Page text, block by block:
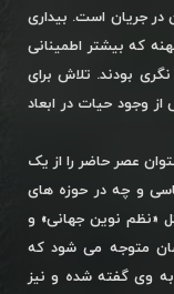
جریان است. بیداری
که بیشتر اطمینانی
بودند. تلاش برای
وجود حیات در ابعاد
عصر حاضر را از یک
و چه در حوزه های
«نظم نوین جهانی» و
متوجه می شود که
وی گفته شده و نیز